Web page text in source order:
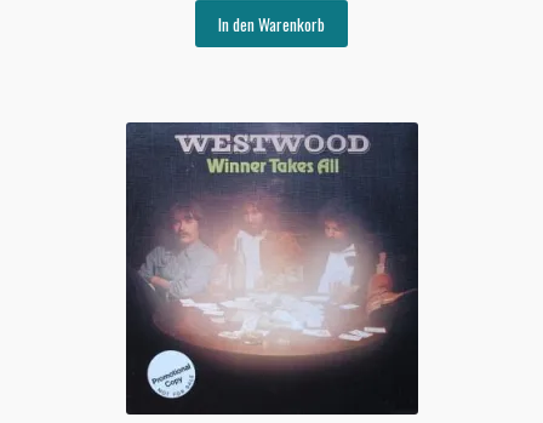
war:
€20,00
€10,00.
In den Warenkorb